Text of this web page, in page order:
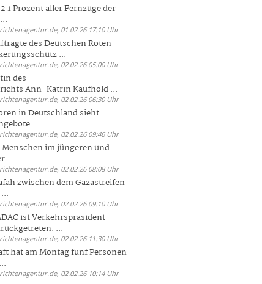
1 Prozent aller Fernzüge der
01.02.26 17:10 Uhr
des Deutschen Roten
...
02.02.26 05:00 Uhr
des
Ann-Katrin Kaufhold ...
02.02.26 06:30 Uhr
in Deutschland sieht
...
02.02.26 09:46 Uhr
im jüngeren und
...
02.02.26 08:08 Uhr
zwischen dem Gazastreifen
02.02.26 09:10 Uhr
ist Verkehrspräsident
...
02.02.26 11:30 Uhr
hat am Montag fünf Personen
02.02.26 10:14 Uhr